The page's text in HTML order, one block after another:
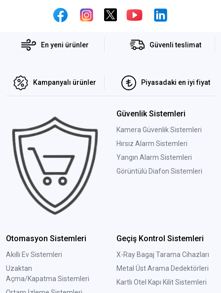
En yeni ürünler Güvenli teslimat
Kampanyalı ürünler Piyasadaki en iyi fiyat
Güvenlik Sistemleri
Kamera Güvenlik Sistemleri
Hırsız Alarm Sistemleri
Yangın Alarm Sistemleri
Görüntülü Diafon Sistemleri
Otomasyon Sistemleri
Akıllı Ev Sistemleri
Uzaktan
Açma/Kapatma Sistemleri
Geçiş Kontrol Sistemleri
X-Ray Bagaj Tarama Cihazları
Metal Üst Arama Dedektörleri
Kartlı Otel Kapı Kilit Sistemleri